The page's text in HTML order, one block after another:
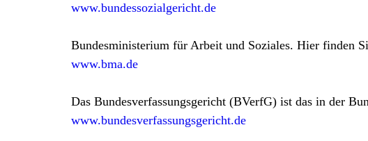
www.bundessozialgericht.de
Bundesministerium für Arbeit und Soziales. Hier finden
www.bma.de
Das Bundesverfassungsgericht (BVerfG) ist das in der
www.bundesverfassungsgericht.de